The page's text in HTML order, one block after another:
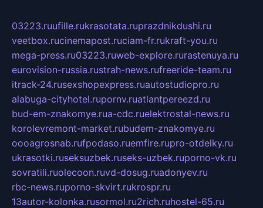
03223.ruufille.rukrasotata.ruprazdnikdushi.ru
veetbox.rucinemapost.ruciam-fr.rukraft-you.ru
mega-press.ru03223.ruweb-explore.rurastenuya.ru
eurovision-russia.rustrah-news.rufreeride-team.ru
itrack-24.rusexshopexpress.ruautostudiopro.ru
alabuga-cityhotel.rupornv.ruatlantpereezd.ru
bud-em-znakomye.rua-cdc.ruelektrostal-news.ru
korolevremont-market.rubudem-znakomye.ru
oooagrosnab.rufpodaso.ruemfire.rupro-otdelky.ru
ukrasotki.ruseksuzbek.ruseks-uzbek.ruporno-vk.ru
sovratili.ruolecoon.ruvd-dosug.ruadonyev.ru
rbc-news.ruporno-skvirt.rukrospr.ru
13autor-kolonka.rusormol.ru2rich.ruhostel-65.ru